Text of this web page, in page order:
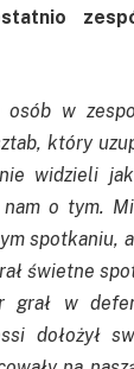
osób w
który
widzieli
o tym.
spotkaniu,
świetne
grał w
dołożył